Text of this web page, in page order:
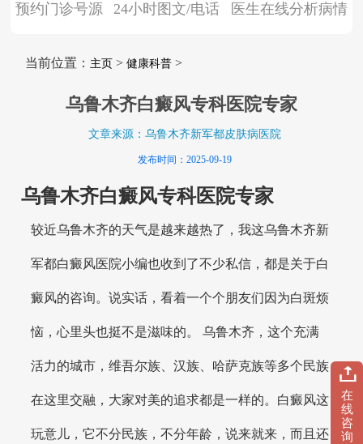
预约门诊号源 24小时图文/电话 医生在线分析病情
当前位置： 主页> 健康科普>
乌鲁木齐白癜风专科医院专家
文章来源：乌鲁木齐新军都皮肤病医院
发布时间：2025-09-19
乌鲁木齐白癜风专科医院专家
较近乌鲁木齐的天气是越来越热了，我这乌鲁木齐新
军都白癜风医院小编也收到了不少私信，都是关于白
癜风的咨询。说实话，看着一个个朋友们因为白斑烦
恼，心里头也挺不是滋味的。 乌鲁木齐，这个充满
活力的城市，维吾尔族、汉族、哈萨克族等多个民族
在这里交融，大家对美的追求都是一样的。白癜风这
玩意儿，它不分民族，不分年龄，说来就来，而且还
在
线
咨
询